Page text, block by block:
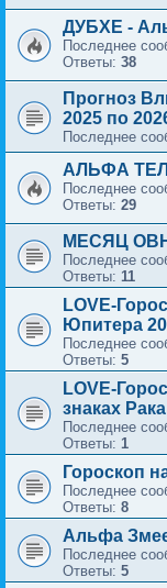
ДУБХЕ -
Последнее
Ответы: 38
Прогноз
2025 по
Последнее
АЛЬФА
Последнее
Ответы: 29
МЕСЯЦ
Последнее
Ответы: 11
LOVE-
Юпитера
Последнее
Ответы: 5
LOVE-
знаках
Последнее
Ответы: 1
Гороскоп
Последнее
Ответы: 8
Альфа
Последнее
Ответы: 5